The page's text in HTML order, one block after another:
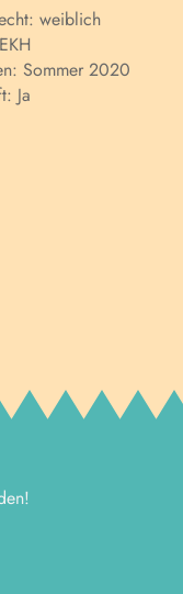
weiblich
EKH
Sommer 2020
Ja